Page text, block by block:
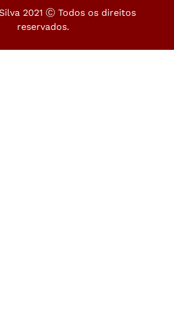
2021 Ⓒ Todos os direitos
reservados.